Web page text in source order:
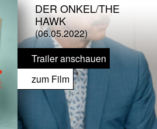
DER ONKEL/THE
HAWK
(06.05.2022)
Trailer anschauen
zum Film